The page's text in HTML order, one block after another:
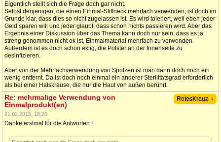
Eigentlich stellt sich die Frage doch gar nicht.
Selbst denjenigen, die einen Einmal-Stiffneck mehrfach verwenden, ist doch im
Grunde klar, dass dies so nicht zugelassen ist. Es wird toleriert, weil eben jeder
Geld sparen will und jeder glaubt, dass schon nichts passieren wird. Aber das
Ergebnis einer Diskussion über das Thema kann doch nur sein, dass es ja
streng genommen nicht ok ist, Einmalmaterial mehrfach zu verwenden.
Außerdem ist es doch schon eklig, die Polster an der Innenseite zu
desinfizieren.
Aber von der Mehrfachverwendung von Spritzen ist man dann doch noch ein
wenig entfernt. Da ist doch noch einmal ein anderer Sterilitätsgrad erforderlich
als bei einer Halskrause, die nur die Haut von außen berührt.
RotesKreuz ↓
Re: mehrmalige Verwendung von
Einmalprodukt(en)
21.02.2015, 18:20
Danke erstmal für die Antworten !